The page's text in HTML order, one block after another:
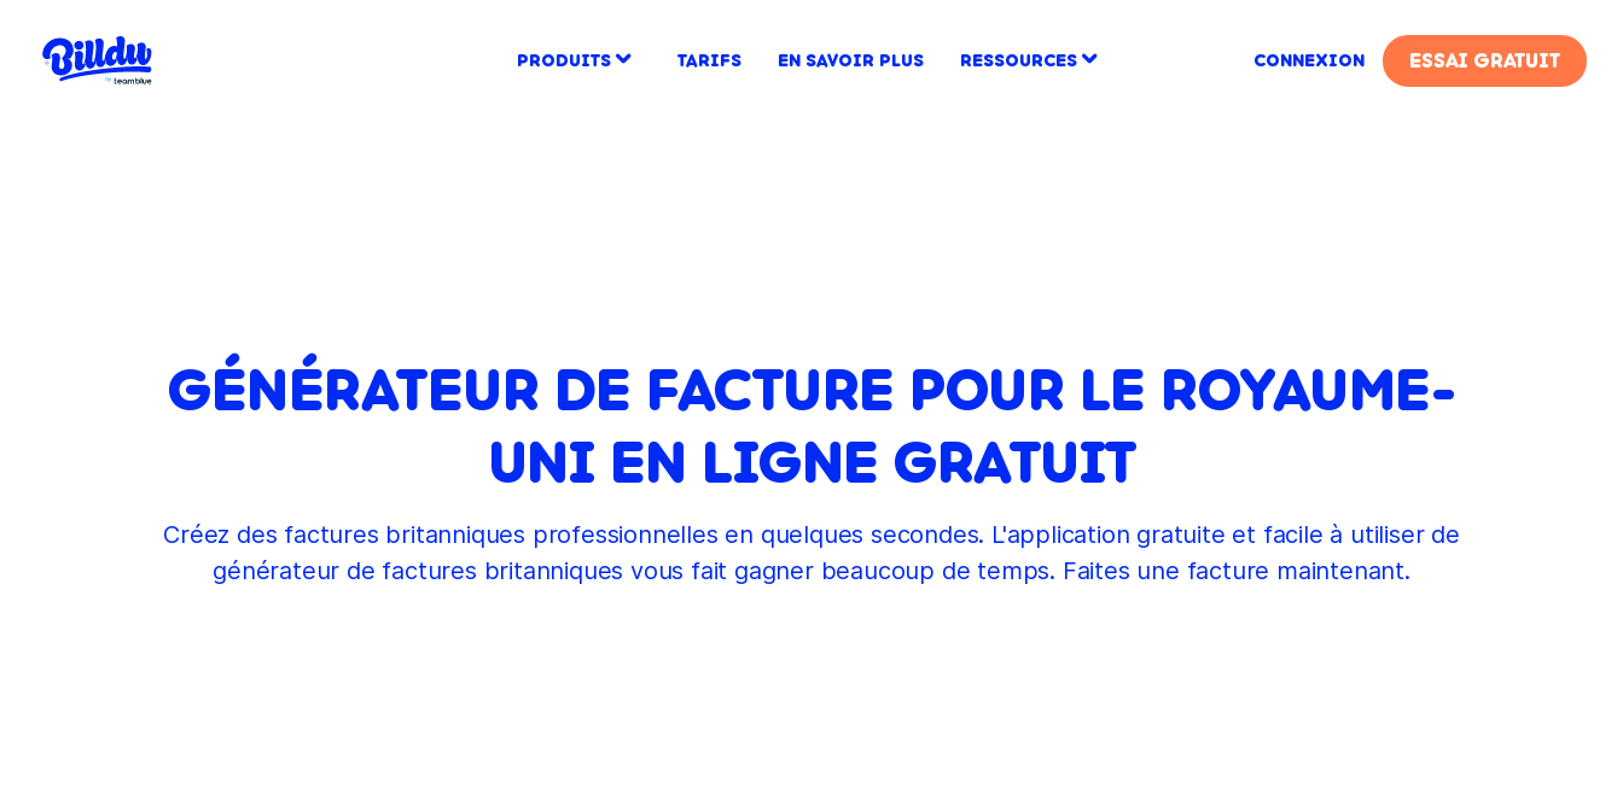
PRODUITS TARIFS EN SAVOIR PLUS RESSOURCES CONNEXION ESSAI GRATUIT
GÉNÉRATEUR DE FACTURE POUR LE ROYAUME-
UNI EN LIGNE GRATUIT
Créez des factures britanniques professionnelles en quelques secondes. L'application gratuite et facile à utiliser de
générateur de factures britanniques vous fait gagner beaucoup de temps. Faites une facture maintenant.